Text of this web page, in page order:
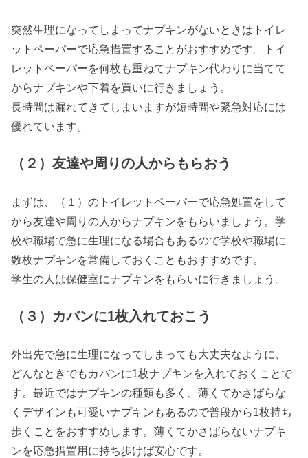
突然生理になってしまってナプキンがないときはトイレ
ットペーパーで応急措置することがおすすめです。トイ
レットペーパーを何枚も重ねてナプキン代わりに当てて
からナプキンや下着を買いに行きましょう。
長時間は漏れてきてしまいますが短時間や緊急対応には
優れています。
（２）友達や周りの人からもらおう
まずは、（１）のトイレットペーパーで応急処置をして
から友達や周りの人からナプキンをもらいましょう。学
校や職場で急に生理になる場合もあるので学校や職場に
数枚ナプキンを常備しておくこともおすすめです。
学生の人は保健室にナプキンをもらいに行きましょう。
（３）カバンに1枚入れておこう
外出先で急に生理になってしまっても大丈夫なように、
どんなときでもカバンに1枚ナプキンを入れておくことで
す。最近ではナプキンの種類も多く、薄くてかさばらな
くデザインも可愛いナプキンもあるので普段から1枚持ち
歩くことをおすすめします。薄くてかさばらないナプキ
ンを応急措置用に持ち歩けば安心です。